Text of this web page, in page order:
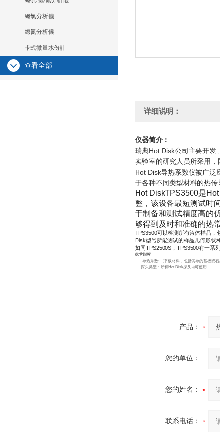
總氯分析儀
總氮分析儀
卡式微量水份計
查看全部
详细说明：
仪器简介：
瑞典Hot Disk公司主要开发
实验室的研究人员所采用
Hot Disk导热系数仪被广泛
于各种不同类型材料的热
Hot DiskTPS3500是
整，该设备最短测试时
于制备和测试精度高的
够得到及时和准确的热
TPS3500可以检测所有液体样品，
Disk型号所能测试的样品几何形状
如同TPS2500S ， TPS3500有一系
技术指标
导热系数:
（平板材料，包括高导的基板或
探头类型：所有Hot Disk探头均可使用
产品：
您的单位：
您的姓名：
联系电话：